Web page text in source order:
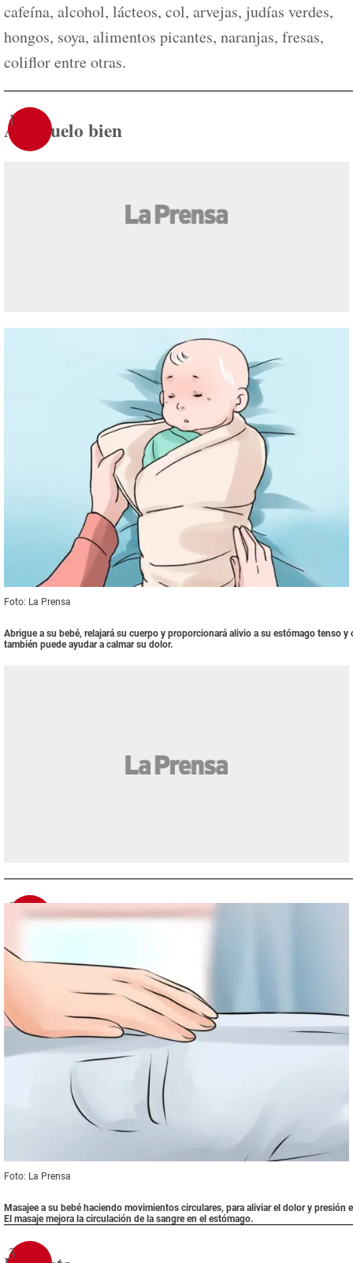
cafeína, alcohol, lácteos, col, arvejas, judías verdes,
hongos, soya, alimentos picantes, naranjas, fresas,
coliflor entre otras.
1
Abríguelo bien
Foto: La Prensa
Abrigue a su bebé, relajará su cuerpo y proporcionará alivio a su estómago tenso
también puede ayudar a calmar su dolor.
2Masajes relajantes
Foto: La Prensa
Masajee a su bebé haciendo movimientos circulares, para aliviar el dolor y presión
El masaje mejora la circulación de la sangre en el estómago.
3